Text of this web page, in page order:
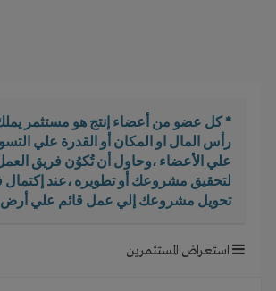
* كل عضو من أعضاء إنتج هو مستثمر يملك
رأس المال او المكان أو القدرة علي
علي الأعضاء ،وحاول أن تُكوُن فريق
لتحقيق مشروعك أو تطويره ،عند
تحويل مشروعك إلي عمل قائم علي أرض
استعراض المستثمرين